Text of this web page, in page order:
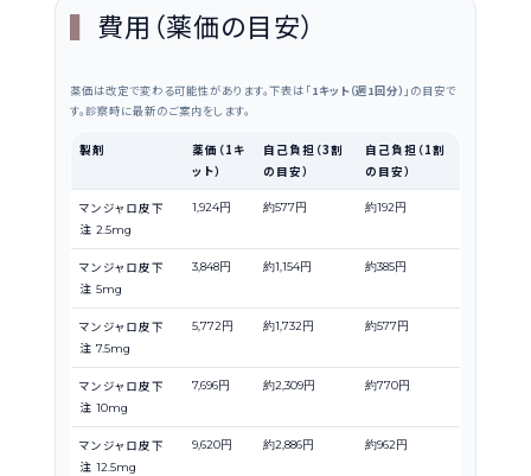
費用（薬価の目安）
薬価は改定で変わる可能性があります。下表は「1キット（週1回分） 」の目安で
す。診察時に最新のご案内をします。
製剤
薬価（1キ
ット）
自己負担（3割
の目安）
自己負担（1割
の目安）
マンジャロ皮下
注 2.5mg
1,924円 約577円 約192円
マンジャロ皮下
注 5mg
3,848円 約1,154円 約385円
マンジャロ皮下
注 7.5mg
5,772円 約1,732円 約577円
マンジャロ皮下
注 10mg
7,696円 約2,309円 約770円
マンジャロ皮下
注 12.5mg
9,620円 約2,886円 約962円